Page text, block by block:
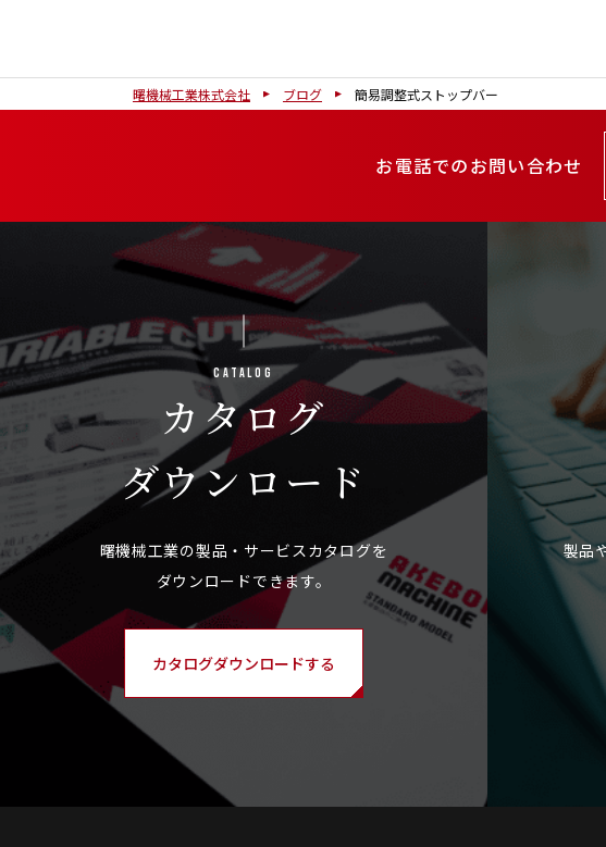
曙機械工業株式会社 ブログ 簡易調整式ストップバー
お電話でのお問い合わせ
Catalog
カタログ
ダウンロード
カタログダウンロードする